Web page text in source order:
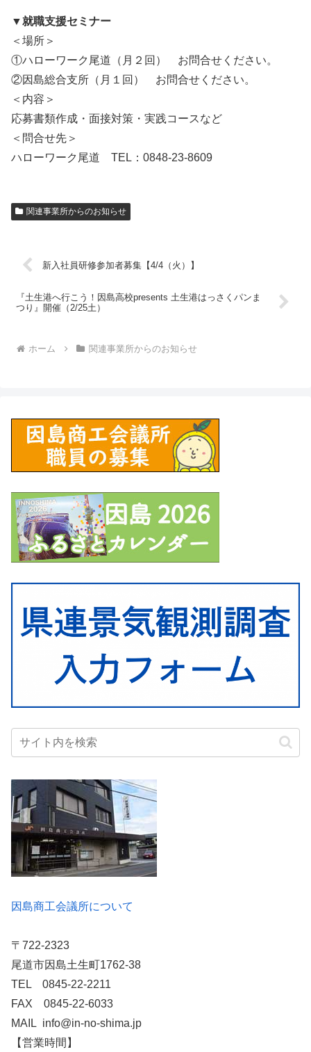
▼就職支援セミナー
＜場所＞
①ハローワーク尾道（月２回） お問合せください。
②因島総合支所（月１回） お問合せください。
＜内容＞
応募書類作成・面接対策・実践コースなど
＜問合せ先＞
ハローワーク尾道 TEL：0848-23-8609
関連事業所からのお知らせ
新入社員研修参加者募集【4/4（火）】
『土生港へ行こう！因島高校presents 土生港はっさくパンま
つり』開催（2/25土）
ホーム 関連事業所からのお知らせ
因島商工会議所について
〒722-2323
尾道市因島土生町1762-38
TEL 0845-22-2211
FAX 0845-22-6033
MAIL info@in-no-shima.jp
【営業時間】